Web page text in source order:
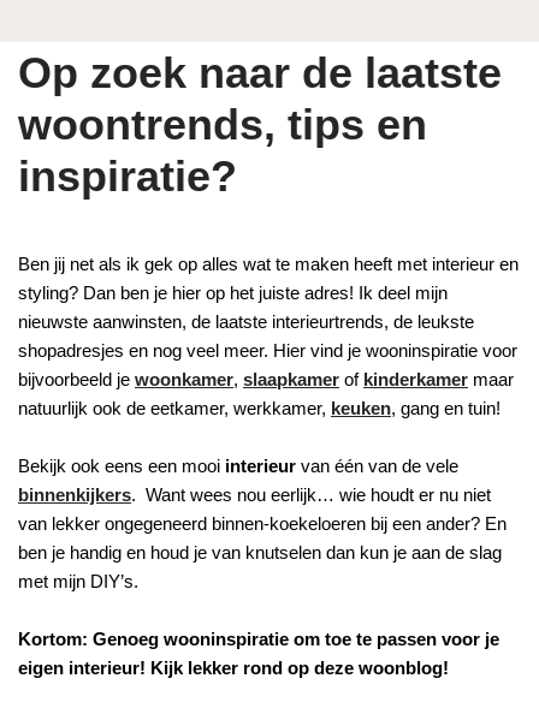
Op zoek naar de laatste
woontrends, tips en
inspiratie?
Ben jij net als ik gek op alles wat te maken heeft met interieur en
styling? Dan ben je hier op het juiste adres! Ik deel mijn
nieuwste aanwinsten, de laatste interieurtrends, de leukste
shopadresjes en nog veel meer. Hier vind je wooninspiratie voor
bijvoorbeeld je woonkamer, slaapkamer of kinderkamer maar
natuurlijk ook de eetkamer, werkkamer, keuken, gang en tuin!
Bekijk ook eens een mooi interieur van één van de vele
binnenkijkers. Want wees nou eerlijk… wie houdt er nu niet
van lekker ongegeneerd binnen-koekeloeren bij een ander? En
ben je handig en houd je van knutselen dan kun je aan de slag
met mijn DIY’s.
Kortom: Genoeg wooninspiratie om toe te passen voor je
eigen interieur! Kijk lekker rond op deze woonblog!